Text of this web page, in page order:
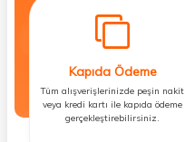
Kapıda Ödeme
Tüm alışverişlerinizde peşin nakit
veya kredi kartı ile kapıda ödeme
gerçekleştirebilirsiniz.